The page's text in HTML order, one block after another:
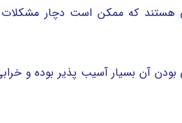
هستند که ممکن است دچار مشکلات
آن بسیار آسیب پذیر بوده و